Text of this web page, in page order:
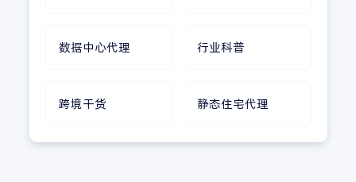
数据中心代理 行业科普
跨境干货 静态住宅代理